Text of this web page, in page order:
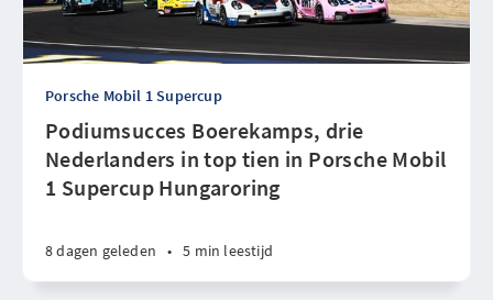
Porsche Mobil 1 Supercup
Podiumsucces Boerekamps, drie
Nederlanders in top tien in Porsche Mobil
1 Supercup Hungaroring
8 dagen geleden • 5 min leestijd